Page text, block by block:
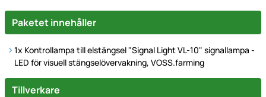
Paketet innehåller
1x Kontrollampa till elstängsel "Signal Light VL-10" signallampa -
LED för visuell stängselövervakning, VOSS.farming
Tillverkare